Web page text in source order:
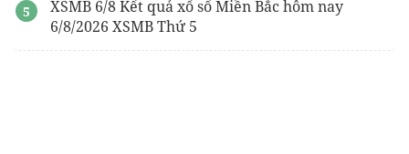
XSMB 6/8 Kết quả xổ số Miền Bắc hôm nay
6/8/2026 XSMB Thứ 5